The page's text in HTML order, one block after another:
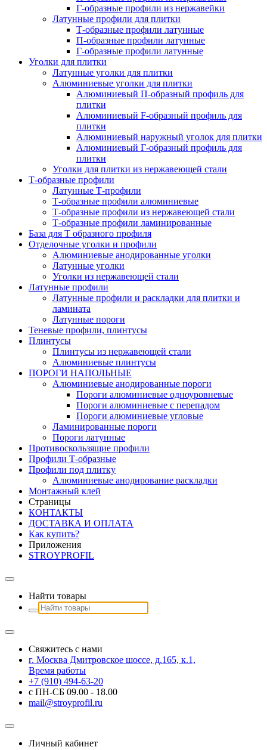
Г-образные профили из нержавейки
Латунные профили для плитки
Т-образные профили латунные
П-образные профили латунные
Г-образные профили латунные
Уголки для плитки
Латунные уголки для плитки
Алюминиевые уголки для плитки
Алюминиевый П-образный профиль для
плитки
Алюминиевый F-образный профиль для
плитки
Алюминиевый наружный уголок для плитки
Алюминиевый Г-образный профиль для
плитки
Уголки для плитки из нержавеющей стали
Т-образные профили
Латунные Т-профили
Т-образные профили алюминиевые
Т-образные профили из нержавеющей стали
Т-образные профили ламинированные
База для Т образного профиля
Отделочные уголки и профили
Алюминиевые анодированные уголки
Латунные уголки
Уголки из нержавеющей стали
Латунные профили
Латунные профили и раскладки для плитки и
ламината
Латунные пороги
Теневые профили, плинтусы
Плинтусы
Плинтусы из нержавеющей стали
Алюминиевые плинтусы
ПОРОГИ НАПОЛЬНЫЕ
Алюминиевые анодированные пороги
Пороги алюминиевые одноуровневые
Пороги алюминиевые с перепадом
Пороги алюминиевые угловые
Ламинированные пороги
Пороги латунные
Противоскользящие профили
Профили Т-образные
Профили под плитку
Алюминиевые анодирование раскладки
Монтажный клей
Страницы
КОНТАКТЫ
ДОСТАВКА И ОПЛАТА
Как купить?
Приложения
STROYPROFIL
Найти товары
Свяжитесь с нами
г. Москва Дмитровское шоссе, д.165, к.1,
Время работы
+7 (910) 494-63-20
с ПН-СБ 09.00 - 18.00
mail@stroyprofil.ru
Личный кабинет